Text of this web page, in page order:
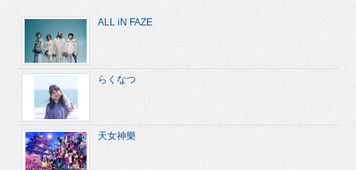
ALL iN FAZE
らくなつ
天女神樂